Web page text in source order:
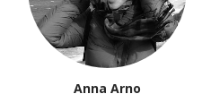
Anna Arno